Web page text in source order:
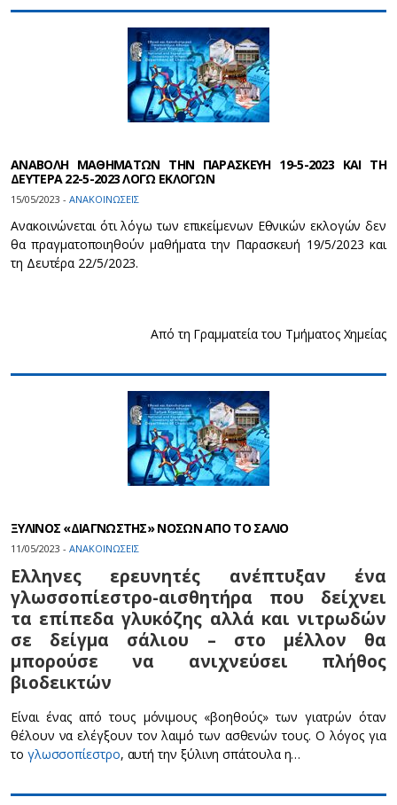
ΑΝΑΒΟΛΗ ΜΑΘΗΜΑΤΩΝ ΤΗΝ ΠΑΡΑΣΚΕΥΗ 19-5-2023 ΚΑΙ ΤΗ
ΔΕΥΤΕΡΑ 22-5-2023 ΛΟΓΩ ΕΚΛΟΓΩΝ
15/05/2023 - ΑΝΑΚΟΙΝΩΣΕΙΣ
Ανακοινώνεται ότι λόγω των επικείμενων Εθνικών εκλογών δεν
θα πραγματοποιηθούν μαθήματα την Παρασκευή 19/5/2023 και
τη Δευτέρα 22/5/2023.
Από τη Γραμματεία του Τμήματος Χημείας
ΞΥΛΙΝΟΣ «ΔΙΑΓΝΩΣΤΗΣ» ΝΟΣΩΝ ΑΠΟ ΤΟ ΣΑΛΙΟ
11/05/2023 - ΑΝΑΚΟΙΝΩΣΕΙΣ
Ελληνες ερευνητές ανέπτυξαν ένα
γλωσσοπίεστρο-αισθητήρα που δείχνει
τα επίπεδα γλυκόζης αλλά και νιτρωδών
σε δείγμα σάλιου – στο μέλλον θα
μπορούσε να ανιχνεύσει πλήθος
βιοδεικτών
Eίναι ένας από τους μόνιμους «βοηθούς» των γιατρών όταν
θέλουν να ελέγξουν τον λαιμό των ασθενών τους. Ο λόγος για
το γλωσσοπίεστρο, αυτή την ξύλινη σπάτουλα η…